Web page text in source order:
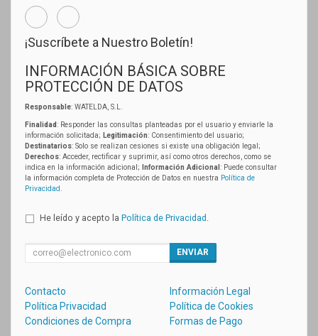
¡Suscríbete a Nuestro Boletín!
INFORMACIÓN BÁSICA SOBRE
PROTECCIÓN DE DATOS
Responsable: WATELDA, S.L.
Finalidad: Responder las consultas planteadas por el usuario y enviarle la
información solicitada; Legitimación: Consentimiento del usuario;
Destinatarios: Solo se realizan cesiones si existe una obligación legal;
Derechos: Acceder, rectificar y suprimir, así como otros derechos, como se
indica en la información adicional;
Información Adicional : Puede consultar
la información completa de Protección de Datos en nuestra Política de
Privacidad
He leído y acepto la Política de Privacidad
ENVIAR
Contacto
Información Legal
Política Privacidad
Política de Cookies
Condiciones de Compra
Formas de Pago